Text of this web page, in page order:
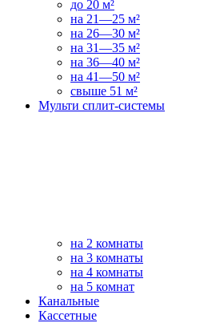
до 20 м²
на 21—25 м²
на 26—30 м²
на 31—35 м²
на 36—40 м²
на 41—50 м²
свыше 51 м²
Мульти сплит-системы
на 2 комнаты
на 3 комнаты
на 4 комнаты
на 5 комнат
Канальные
Кассетные